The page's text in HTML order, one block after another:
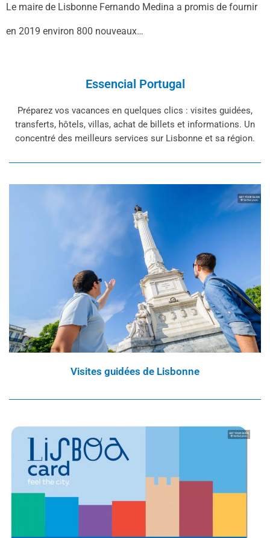
Le maire de Lisbonne Fernando Medina a promis de fournir
en 2019 environ 800 nouveaux…
Essencial Portugal
Préparez vos vacances en quelques clics : visites guidées,
transferts, hôtels, villas, achat de billets et informations. Un
concentré des meilleurs services sur Lisbonne et sa région.
Visites guidées de Lisbonne